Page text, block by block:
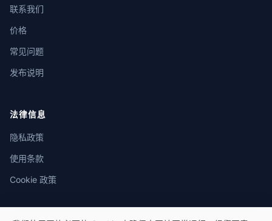
联系我们
价格
常见问题
发布说明
法律信息
隐私政策
使用条款
Cookie 政策